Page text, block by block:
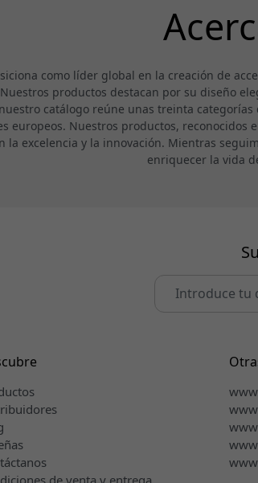
como líder global en la creación de
Nuestros productos destacan por su diseño
catálogo reúne unas treinta
europeos. Nuestros productos,
la excelencia y la innovación. Mientras
enriquecer la vida
de venta y entrega